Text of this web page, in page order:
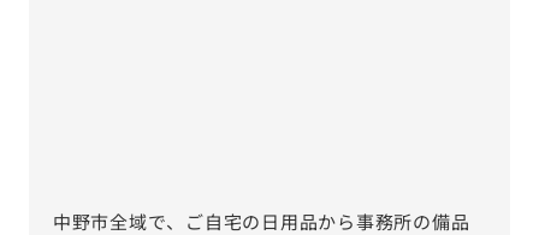
中野市全域で、ご自宅の日用品から事務所の備品